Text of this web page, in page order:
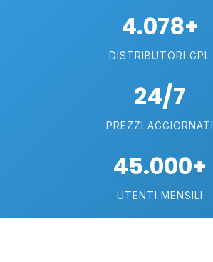
4.078+
DISTRIBUTORI GPL
24/7
PREZZI AGGIORNATI
45.000+
UTENTI MENSILI